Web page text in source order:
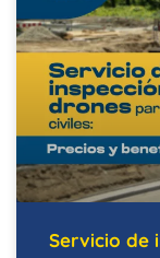
Servicio de